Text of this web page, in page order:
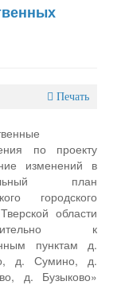
Печать
по проекту
изменений в
план
городского
области
к
пунктам д.
д. Сумино, д.
д. Бузыково»